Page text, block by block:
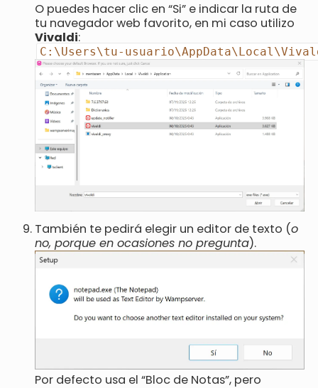
O puedes hacer clic en “Si” e indicar la ruta de
tu navegador web favorito, en mi caso utilizo
Vivaldi:
C:\Users\tu-
También te pedirá elegir un editor de texto (o
no, porque en ocasiones no pregunta).
Por defecto usa el “Bloc de Notas”, pero